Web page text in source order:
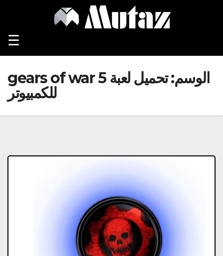
☰
الوسم:
تحميل لعبة gears of war 5
للكمبيوتر